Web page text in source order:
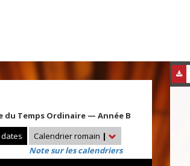
du Temps Ordinaire — Année B
Calendrier romain |
Note sur les calendriers